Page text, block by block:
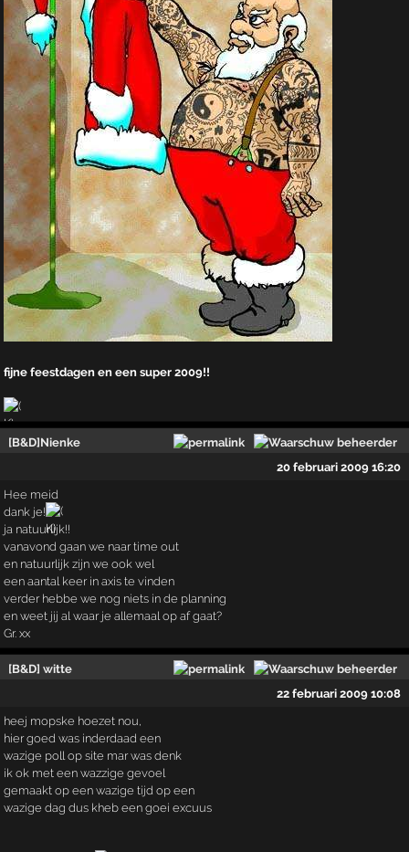
fijne feestdagen en een super 2009!!
[B&D]Nienke
20 februari 2009 16:20
Hee meid
dank je!
ja natuurlijk!!
vanavond gaan we naar time out
en natuurlijk zijn we ook wel
een aantal keer in axis te vinden
verder hebbe we nog niets in de planning
en weet jij al waar je allemaal op af gaat?
Gr. xx
[B&D] witte
22 februari 2009 10:08
heej mopske hoezet nou,
hier goed was inderdaad een
wazige poll op site mar was denk
ik ok met een wazzige gevoel
gemaakt op een wazige tijd op een
wazige dag dus kheb een goei excuus